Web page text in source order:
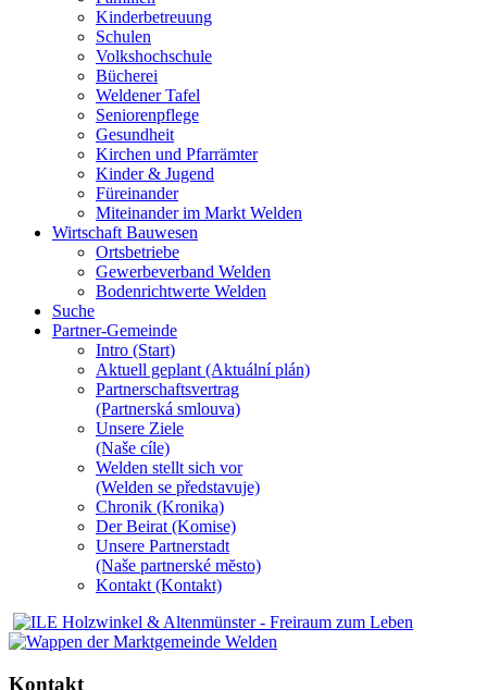
Kinderbetreuung
Schulen
Volkshochschule
Bücherei
Weldener Tafel
Seniorenpflege
Gesundheit
Kirchen und Pfarrämter
Kinder & Jugend
Füreinander
Miteinander im Markt Welden
Wirtschaft Bauwesen
Ortsbetriebe
Gewerbeverband Welden
Bodenrichtwerte Welden
Suche
Partner-Gemeinde
Intro (Start)
Aktuell geplant (Aktuální plán)
Partnerschaftsvertrag
(Partnerská smlouva)
Unsere Ziele
(Naše cíle)
Welden stellt sich vor
(Welden se představuje)
Chronik (Kronika)
Der Beirat (Komise)
Unsere Partnerstadt
(Naše partnerské mĕsto)
Kontakt (Kontakt)
Kontakt